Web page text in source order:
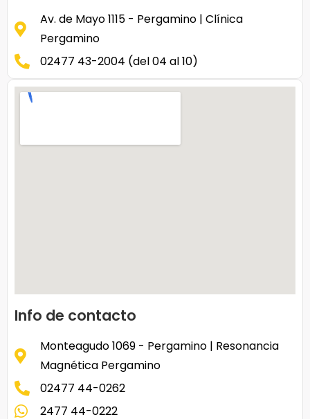
Av. de Mayo 1115 - Pergamino | Clínica
Pergamino
02477 43-2004 (del 04 al 10)
Info de contacto
Monteagudo 1069 - Pergamino | Resonancia
Magnética Pergamino
02477 44-0262
2477 44-0222